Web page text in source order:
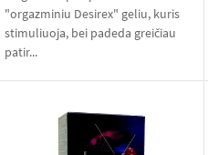
"orgazminiu Desirex" geliu, kuris
stimuliuoja, bei padeda greičiau
patir...